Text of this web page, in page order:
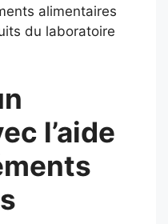
alimentaires
du laboratoire
l’aide